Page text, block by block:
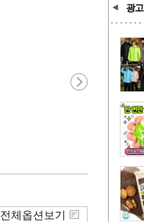
광고
전체옵션보기